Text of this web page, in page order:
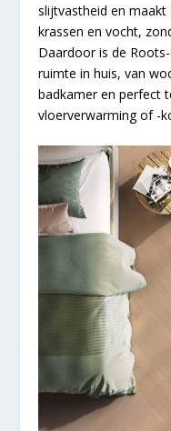
slijtvastheid en
krassen en vocht,
Daardoor is de
ruimte in huis, van
badkamer en perfect
vloerverwarming of -